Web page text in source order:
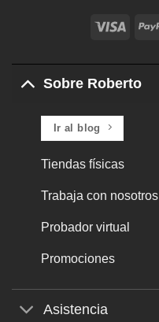
Visa
Sobre Roberto
Ir al blog
Tiendas físicas
Trabaja con nosotros
Probador virtual
Promociones
Asistencia